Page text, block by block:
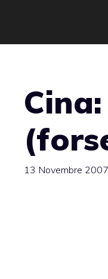
contenuto
13 Novembre 2007